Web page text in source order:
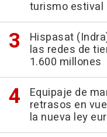
turismo estival
Hispasat
las redes de
1.600 millones
Equipaje de
retrasos en
la nueva ley